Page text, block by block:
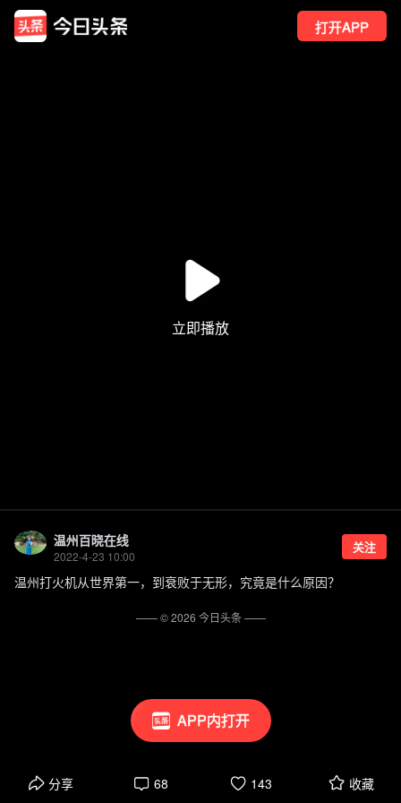
打开APP
APP内打开
温州百晓在线
2022-4-23 10:00
关注
温州打火机从世界第一，到衰败于无形，究竟是什么原因？
分享 68 143 收藏
—— ©2026 今日头条——